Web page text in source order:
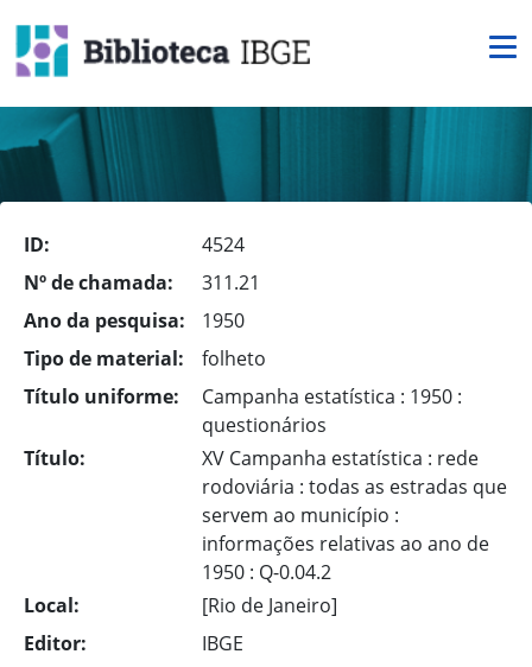
ID:
4524
Nº de chamada:
311.21
Ano da pesquisa:
1950
Tipo de material:
folheto
Título uniforme:
Campanha estatística : 1950 :
questionários
Título:
XV Campanha estatística : rede
rodoviária : todas as estradas que
servem ao município :
informações relativas ao ano de
1950 : Q-0.04.2
Local:
[Rio de Janeiro]
Editor:
IBGE